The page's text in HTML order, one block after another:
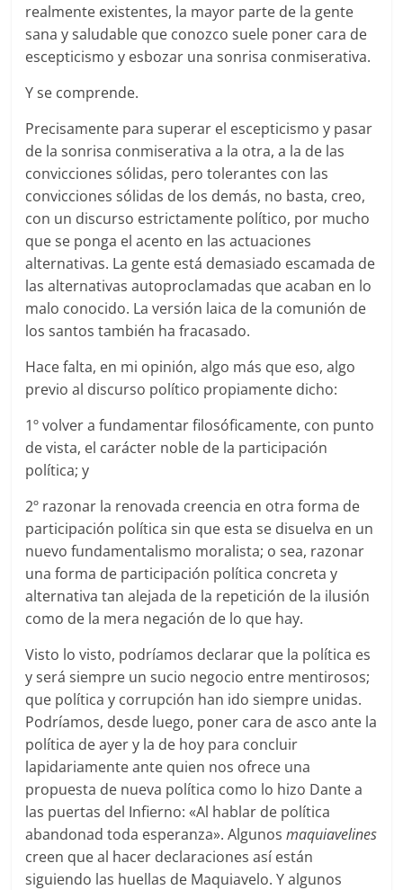
realmente existentes, la mayor parte de la gente
sana y saludable que conozco suele poner cara de
escepticismo y esbozar una sonrisa conmiserativa.
Y se comprende.
Precisamente para superar el escepticismo y pasar
de la sonrisa conmiserativa a la otra, a la de las
convicciones sólidas, pero tolerantes con las
convicciones sólidas de los demás, no basta, creo,
con un discurso estrictamente político, por mucho
que se ponga el acento en las actuaciones
alternativas. La gente está demasiado escamada de
las alternativas autoproclamadas que acaban en lo
malo conocido. La versión laica de la comunión de
los santos también ha fracasado.
Hace falta, en mi opinión, algo más que eso, algo
previo al discurso político propiamente dicho:
1º volver a fundamentar filosóficamente, con punto
de vista, el carácter noble de la participación
política; y
2º razonar la renovada creencia en otra forma de
participación política sin que esta se disuelva en un
nuevo fundamentalismo moralista; o sea, razonar
una forma de participación política concreta y
alternativa tan alejada de la repetición de la ilusión
como de la mera negación de lo que hay.
Visto lo visto, podríamos declarar que la política es
y será siempre un sucio negocio entre mentirosos;
que política y corrupción han ido siempre unidas.
Podríamos, desde luego, poner cara de asco ante la
política de ayer y la de hoy para concluir
lapidariamente ante quien nos ofrece una
propuesta de nueva política como lo hizo Dante a
las puertas del Infierno: «Al hablar de política
abandonad toda esperanza». Algunosmaquiavelines
creen que al hacer declaraciones así están
siguiendo las huellas de Maquiavelo. Y algunos